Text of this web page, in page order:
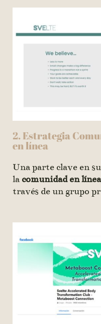
2. Estrategia
en línea
Una parte clave en su
la comunidad en línea
través de un grupo